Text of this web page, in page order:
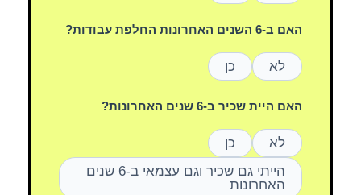
האם ב-6 השנים האחרונות החלפת עבודות?
לא כן
האם היית שכיר ב-6 שנים האחרונות?
לא
כן
הייתי גם שכיר וגם עצמאי ב-6 שנים
האחרונות